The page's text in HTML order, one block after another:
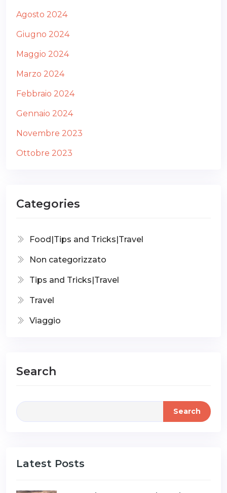
Agosto 2024
Giugno 2024
Maggio 2024
Marzo 2024
Febbraio 2024
Gennaio 2024
Novembre 2023
Ottobre 2023
Categories
Food|Tips and Tricks|Travel
Non categorizzato
Tips and Tricks|Travel
Travel
Viaggio
Search
Search
Latest Posts